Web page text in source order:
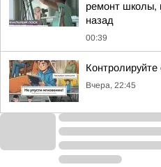
ремонт школы,
назад
00:39
Вчера, 22:45